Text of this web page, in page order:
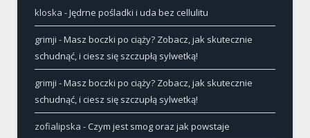
kloska -Jędrne pośladki i uda bez cellulitu
grimji -Masz boczki po ciąży? Zobacz, jak skutecznie
schudnąć, i ciesz się szczupłą sylwetką!
grimji -Masz boczki po ciąży? Zobacz, jak skutecznie
schudnąć, i ciesz się szczupłą sylwetką!
zofialipska -Czym jest smog oraz jak powstaje